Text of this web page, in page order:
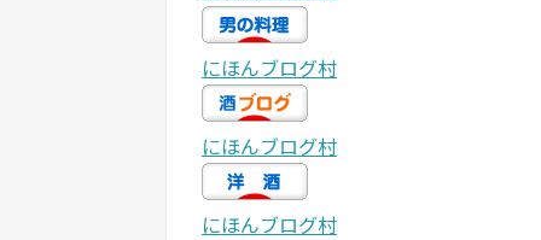
にほんブログ村
にほんブログ村
にほんブログ村